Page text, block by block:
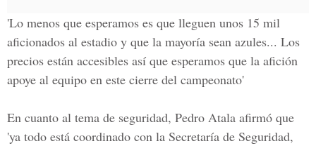
'Lo menos que esperamos es que lleguen unos 15 mil
aficionados al estadio y que la mayoría sean azules... Los
precios están accesibles así que esperamos que la afición
apoye al equipo en este cierre del campeonato'
En cuanto al tema de seguridad, Pedro Atala afirmó que
'ya todo está coordinado con la Secretaría de Seguridad,